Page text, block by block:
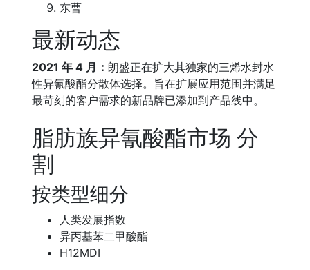
东曹
最新动态
2021 年 4 月： 朗盛正在扩大其独家的三烯水封水
性异氰酸酯分散体选择。旨在扩展应用范围并满足
最苛刻的客户需求的新品牌已添加到产品线中。
脂肪族异氰酸酯市场 分
割
按类型细分
人类发展指数
异丙基苯二甲酸酯
H12MDI